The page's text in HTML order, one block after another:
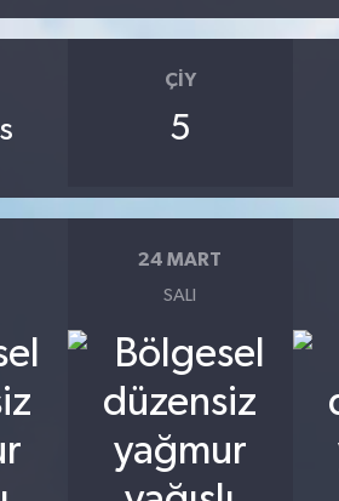
ÇIY
5
24 MART
SALI